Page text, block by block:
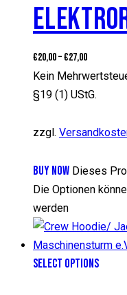
€20,00–€27,00
Kein
§19 (1) UStG.
zzgl.
BUY NOW Dieses
Die Optionen
werden
SELECT OPTIONS